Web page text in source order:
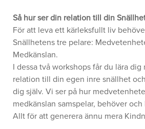
Så hur ser din relation till din
För att leva ett kärleksfullt liv
Snällhetens tre pelare:
Medkänslan.
I dessa två workshops får du lära dig
relation till din egen inre snällhet
dig själv. Vi ser på hur
medkänslan samspelar, behöver
Allt för att generera ännu mera